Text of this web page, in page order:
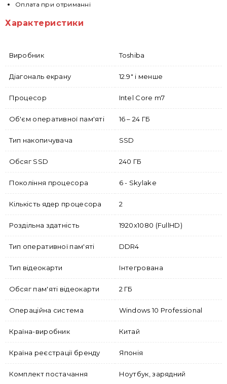
Оплата при отриманні
Характеристики
Виробник Toshiba
Діагональ екрану 12.9" і менше
Процесор Intel Core m7
Об'єм оперативної пам'яті 16 – 24 ГБ
Тип накопичувача SSD
Обсяг SSD 240 ГБ
Покоління процесора 6 - Skylake
Кількість ядер процесора 2
Роздільна здатність 1920x1080 (FullHD)
Тип оперативної пам'яті DDR4
Тип відеокарти Інтегрована
Обсяг пам'яті відеокарти 2 ГБ
Операційна система Windows 10 Professional
Країна-виробник Китай
Країна реєстрації бренду Японія
Комплект постачання
Ноутбук, зарядний